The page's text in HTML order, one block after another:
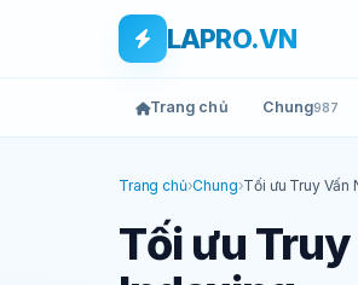
Skip to main content
Bỏ qua tới nội dung
LAPRO.VN
Trang chủ Chung987
Trang chủ›Chung›Tối ưu Truy Vấn
Tối ưu